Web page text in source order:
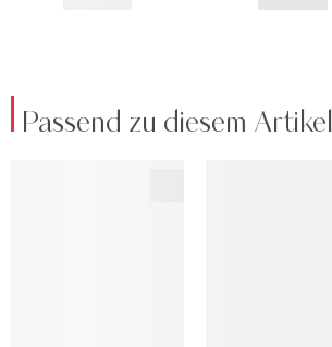
Passend zu diesem Artikel